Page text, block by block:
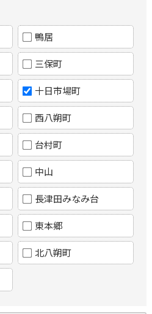
鴨居
三保町
十日市場町
西八朔町
台村町
中山
長津田みなみ台
東本郷
北八朔町